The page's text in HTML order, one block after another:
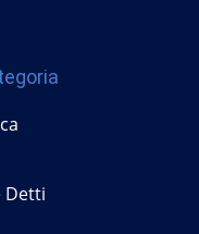
Detti